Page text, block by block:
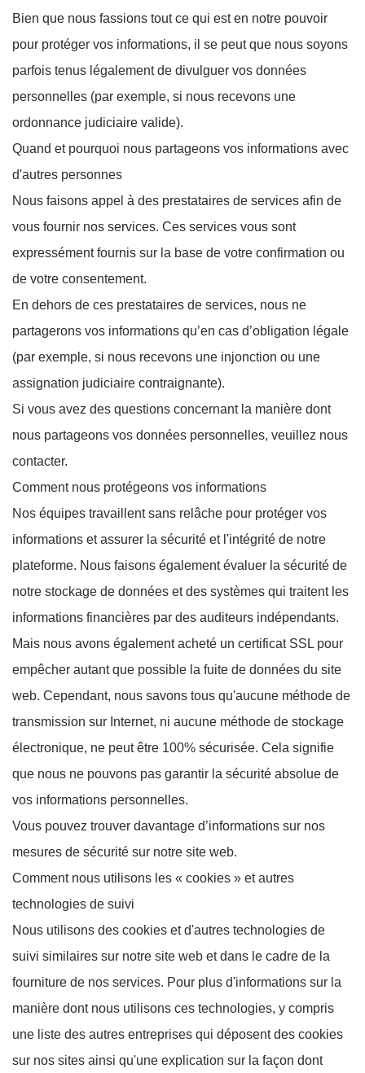
Bien que nous fassions tout ce qui est en notre pouvoir
pour protéger vos informations, il se peut que nous soyons
parfois tenus légalement de divulguer vos données
personnelles (par exemple, si nous recevons une
ordonnance judiciaire valide).
Quand et pourquoi nous partageons vos informations avec
d'autres personnes
Nous faisons appel à des prestataires de services afin de
vous fournir nos services. Ces services vous sont
expressément fournis sur la base de votre confirmation ou
de votre consentement.
En dehors de ces prestataires de services, nous ne
partagerons vos informations qu’en cas d’obligation légale
(par exemple, si nous recevons une injonction ou une
assignation judiciaire contraignante).
Si vous avez des questions concernant la manière dont
nous partageons vos données personnelles, veuillez nous
contacter.
Comment nous protégeons vos informations
Nos équipes travaillent sans relâche pour protéger vos
informations et assurer la sécurité et l'intégrité de notre
plateforme. Nous faisons également évaluer la sécurité de
notre stockage de données et des systèmes qui traitent les
informations financières par des auditeurs indépendants.
Mais nous avons également acheté un certificat SSL pour
empêcher autant que possible la fuite de données du site
web. Cependant, nous savons tous qu'aucune méthode de
transmission sur Internet, ni aucune méthode de stockage
électronique, ne peut être 100% sécurisée. Cela signifie
que nous ne pouvons pas garantir la sécurité absolue de
vos informations personnelles.
Vous pouvez trouver davantage d’informations sur nos
mesures de sécurité sur notre site web.
Comment nous utilisons les « cookies » et autres
technologies de suivi
Nous utilisons des cookies et d'autres technologies de
suivi similaires sur notre site web et dans le cadre de la
fourniture de nos services. Pour plus d'informations sur la
manière dont nous utilisons ces technologies, y compris
une liste des autres entreprises qui déposent des cookies
sur nos sites ainsi qu'une explication sur la façon dont